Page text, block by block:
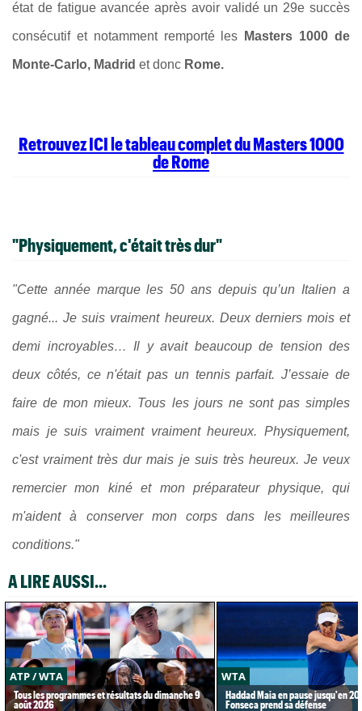
état de fatigue avancée après avoir validé un 29e succès
consécutif et notamment remporté les Masters 1000 de
Monte-Carlo, Madrid et donc Rome.
Retrouvez ICI le tableau complet du Masters 1000
de Rome
"Physiquement, c'était très dur"
"Cette année marque les 50 ans depuis qu’un Italien a
gagné... Je suis vraiment heureux. Deux derniers mois et
demi incroyables… Il y avait beaucoup de tension des
deux côtés, ce n'était pas un tennis parfait. J’essaie de
faire de mon mieux. Tous les jours ne sont pas simples
mais je suis vraiment vraiment heureux. Physiquement,
c'est vraiment très dur mais je suis très heureux. Je veux
remercier mon kiné et mon préparateur physique, qui
m'aident à conserver mon corps dans les meilleures
conditions."
A LIRE AUSSI...
ATP / WTA
Tous les programmes et résultats du dimanche 9
août 2026
WTA
Haddad Maia en pause jusqu'en
Fonseca prend sa défense